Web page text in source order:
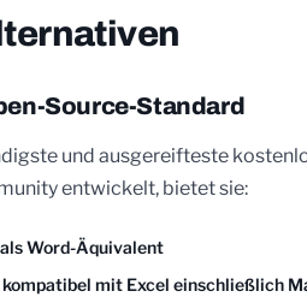
Source-Standard
und ausgereifteste
entwickelt, bietet sie:
Word-Äquivalent
mit Excel einschließlich